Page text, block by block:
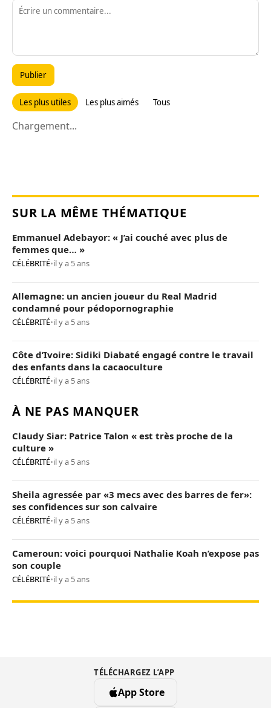
Publier
Les plus utiles Les plus aimés Tous
Chargement...
SUR LA MÊME THÉMATIQUE
Emmanuel Adebayor: « J’ai couché avec plus de
femmes que… »
CÉLÉBRITÉ•il y a 5 ans
Allemagne: un ancien joueur du Real Madrid
condamné pour pédopornographie
CÉLÉBRITÉ•il y a 5 ans
Côte d’Ivoire: Sidiki Diabaté engagé contre le travail
des enfants dans la cacaoculture
CÉLÉBRITÉ•il y a 5 ans
À NE PAS MANQUER
Claudy Siar: Patrice Talon « est très proche de la
culture »
CÉLÉBRITÉ•il y a 5 ans
Sheila agressée par «3 mecs avec des barres de fer»:
ses confidences sur son calvaire
CÉLÉBRITÉ•il y a 5 ans
Cameroun: voici pourquoi Nathalie Koah n’expose pas
son couple
CÉLÉBRITÉ•il y a 5 ans
TÉLÉCHARGEZ L’APP
App Store